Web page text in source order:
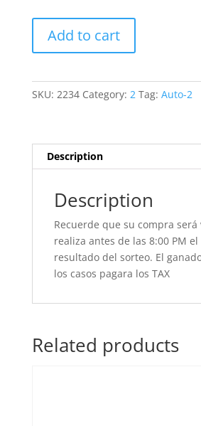
quantity
Add to cart
SKU: 2234 Category: 2 Tag: Auto-2
Description
Description
Recuerde que su compra será
realiza antes de las 8:00 PM
resultado del sorteo. El
los casos pagara los TAX
Related products